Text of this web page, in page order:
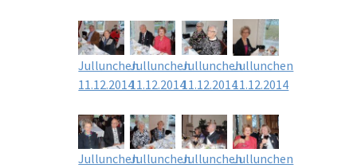
Jullunchen
11.12.2014
Jullunchen
11.12.2014
Jullunchen
11.12.2014
Jullunchen
11.12.2014
JullunchenJullunchenJullunchenJullunchen